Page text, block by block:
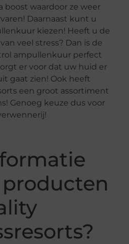
boost waardoor ze weer
Daarnaast kunt u
kiezen! Heeft u de
veel stress? Dan is de
ampullenkuur perfect
er voor dat uw huid er
gaat zien! Ook heeft
een groot assortiment
Genoeg keuze dus voor